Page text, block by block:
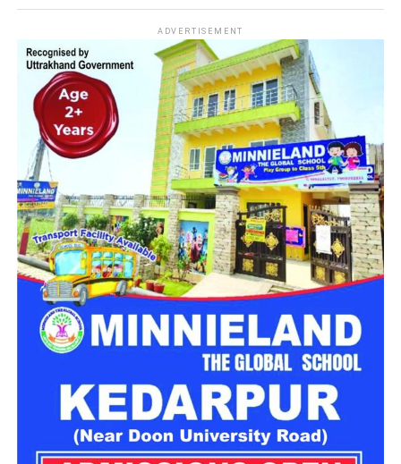
सकता है।
नारी निकेतन में अब जेल जैसा माहौल नहीं,
मिलेगा परिवार जैसा घर!
महिला सशक्तिकरण एवं बाल विकास विभाग की ओर से इसके लिए ‘आलंबन
गांव’ विकसित करने की योजना तैयार की जा रही है। इस योजना का उद्देश्य
नारी निकेतन में रहने वाली महिलाओं और बच्चों को सुरक्षित माहौल के साथ-
साथ घर जैसा अपनापन और स्वतंत्रता देना है।
उत्तराखंड में बन रहा ‘आलंबन गांव’
महिला सशक्तिकरण एवं बाल विकास विभागके निदेशक आईएएस बंशीलाल
राणा के मुताबिक, नारी निकेतन में आने वाली कई महिलाएं और बच्चे खुद को
एक बंद संस्थान या जेल जैसी जगह पर महसूस करते हैं। यही वजह है कि
कई बार बच्चे वहां से निकलने या भागने की कोशिश तक करने लगते हैं।
इसी समस्या को ध्यान में रखते हुए विभाग अब ऐसा इंफ्रास्ट्रक्चर तैयार
करने की दिशा में काम कर रहा है, जहां रहने वाले लोगों को संस्थागत माहौल
के बजाय परिवार जैसा वातावरण मिल सके।
16 घरों में मिलेगा परिवार जैसा माहौल
ADVERTISEMENT